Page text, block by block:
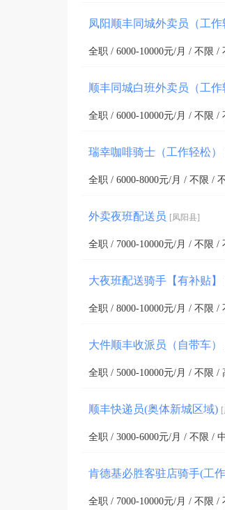
凤阳顺丰同城外卖员（工作
全职 / 6000-10000元/月 / 不限 /
顺丰同城白班外卖员（工作
全职 / 6000-10000元/月 / 不限 /
瑞幸咖啡骑士（工作轻松）
全职 / 6000-8000元/月 / 不限 /
外卖夜班配送员 [凤阳县]
全职 / 7000-10000元/月 / 不限 /
大夜班配送骑手【有补贴】
全职 / 8000-10000元/月 / 不限 /
大件顺丰收派员（自带车）
全职 / 5000-10000元/月 / 不限 /
顺丰快递员(奥体新城区域)
全职 / 3000-6000元/月 / 不限 /
肯德基必胜客驻店骑手(工
全职 / 7000-10000元/月 / 不限 /